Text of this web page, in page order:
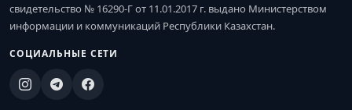
свидетельство № 16290-Г от 11.01.2017 г. выдано Министерством
информации и коммуникаций Республики Казахстан.
СОЦИАЛЬНЫЕ СЕТИ